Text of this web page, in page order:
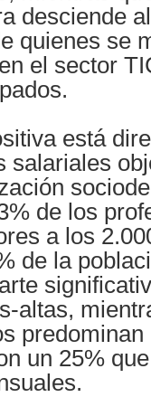
desciende
quienes se
el sector
está
salariales
de los
a los
de la
altas,
predominan
un 25%